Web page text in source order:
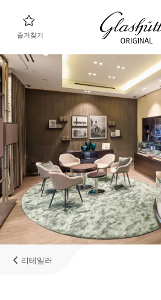
즐겨찾기
나에게 맞는 시계 찾기 새로
컬렉션
컬렉션 살펴보기
글라슈테 오리지널 브랜드
매뉴팩처, 히스토리, 그리고 파트너들
리테일러
부티크와 공식 리테일러
내계정
리테일러